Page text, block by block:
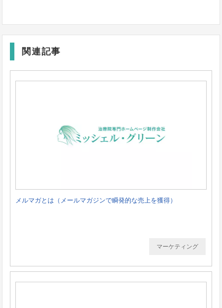
関連記事
メルマガとは（メールマガジンで瞬発的な売上を獲得）
マーケティング